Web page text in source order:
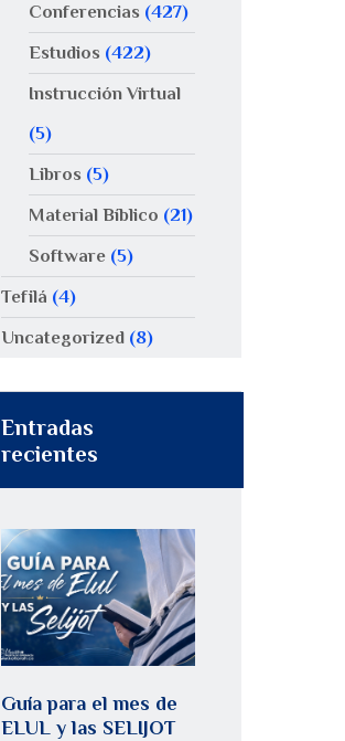
Conferencias (427)
Estudios (422)
Instrucción Virtual
(5)
Libros (5)
Material Bíblico (21)
Software(5)
Tefilá (4)
Uncategorized (8)
Entradas
recientes
Guía para el mes de
ELUL y las SELIJOT